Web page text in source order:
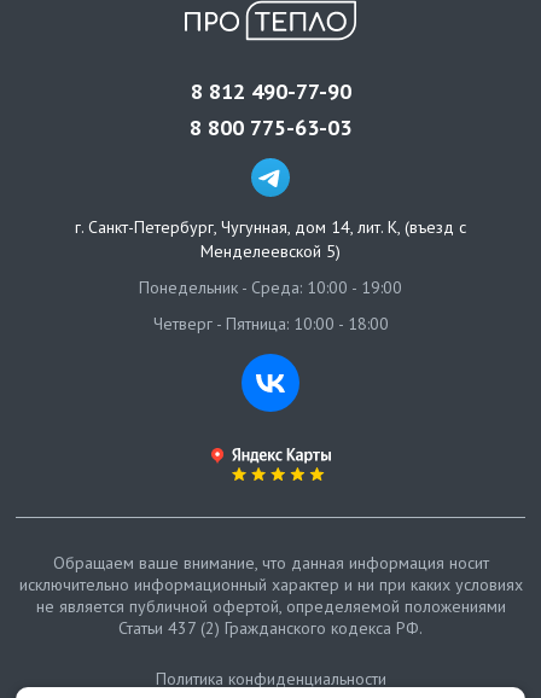
8 812 490-77-90
8 800 775-63-03
г. Санкт-Петербург, Чугунная, дом 14, лит. К, (въезд с
Менделеевской 5)
Понедельник - Среда: 10:00 - 19:00
Четверг - Пятница: 10:00 - 18:00
Обращаем ваше внимание, что данная информация носит
исключительно информационный характер и ни при каких условиях
не является публичной офертой, определяемой положениями
Статьи 437 (2) Гражданского кодекса РФ.
Политика конфиденциальности